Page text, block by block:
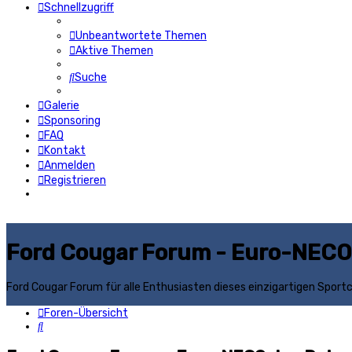
Schnellzugriff
Unbeantwortete Themen
Aktive Themen
Suche
Galerie
Sponsoring
FAQ
Kontakt
Anmelden
Registrieren
Ford Cougar Forum - Euro-
Ford Cougar Forum für alle Enthusiasten dieses einzigartigen
Foren-Übersicht
Suche